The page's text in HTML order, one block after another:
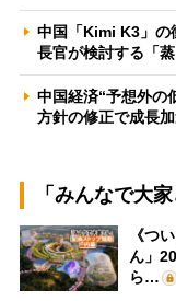
中国「Kimi K3」
長官が検討する「
中国経済“予想外
方針の修正で成長
「みんなで大
《つ
ん」
ら…